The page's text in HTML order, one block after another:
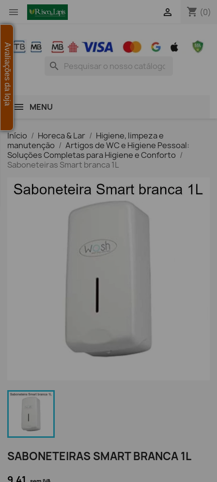
 shopping_cart (0)

search
MENU
Início Horeca & Lar
Higiene, limpeza e
manutenção
Artigos de WC e Higiene Pessoal:
Soluções Completas para Higiene e Conforto
Saboneteiras Smart branca 1L
SABONETEIRAS SMART BRANCA 1L
Avaliações da loja